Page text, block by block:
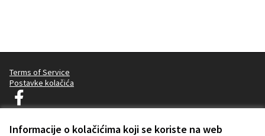
Informacije o kolačićima koji se koriste na web
Terms of Service
Postavke kolačića
Decidim Ljubljana na Facebooku
(Vanjska poveznica)